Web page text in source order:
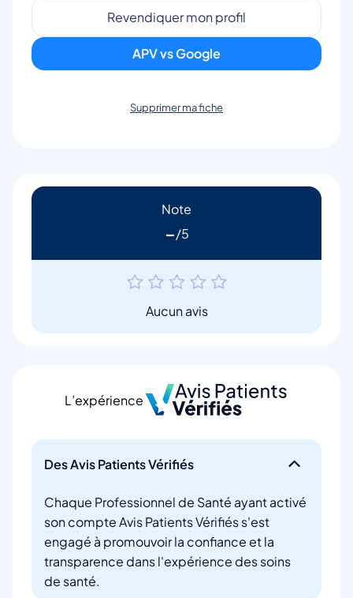
Revendiquer mon profil
APV vs Google
Supprimer ma fiche
Note
-
Aucun avis
L’expérience
Des Avis Patients Vérifiés
Chaque Professionnel de Santé ayant activé
son compte Avis Patients Vérifiés s'est
engagé à promouvoir la confiance et la
transparence dans l'expérience des soins
de santé.